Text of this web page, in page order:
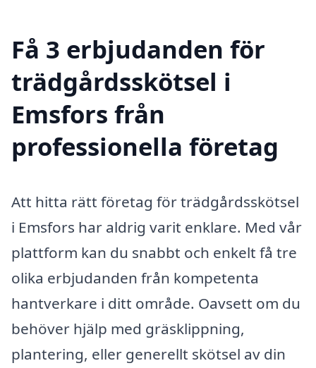
Få 3 erbjudanden för
trädgårdsskötsel i
Emsfors från
professionella företag
Att hitta rätt företag för trädgårdsskötsel
i Emsfors har aldrig varit enklare. Med vår
plattform kan du snabbt och enkelt få tre
olika erbjudanden från kompetenta
hantverkare i ditt område. Oavsett om du
behöver hjälp med gräsklippning,
plantering, eller generellt skötsel av din